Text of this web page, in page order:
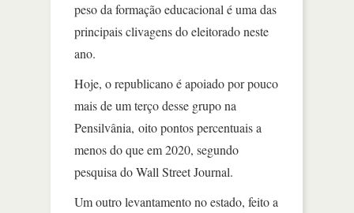
peso da formação educacional é uma das
principais clivagens do eleitorado neste
ano.
Hoje, o republicano é apoiado por pouco
mais de um terço desse grupo na
Pensilvânia, oito pontos percentuais a
menos do que em 2020, segundo
pesquisa do Wall Street Journal.
Um outro levantamento no estado, feito a